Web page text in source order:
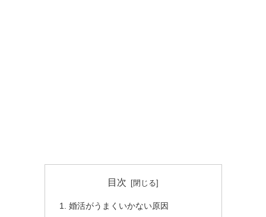
目次
婚活がうまくいかない原因